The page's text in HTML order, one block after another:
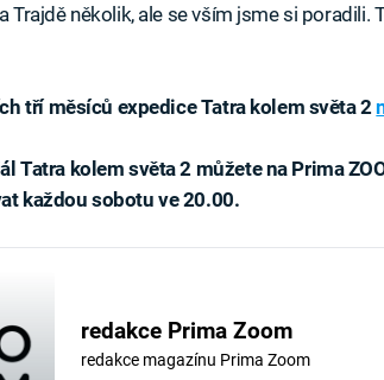
Trajdě několik, ale se vším jsme si poradili.
tří měsíců expedice Tatra kolem světa 2
Tatra kolem světa 2 můžete na Prima
každou sobotu ve 20.00.
redakce Prima Zoom
redakce magazínu Prima Zoom